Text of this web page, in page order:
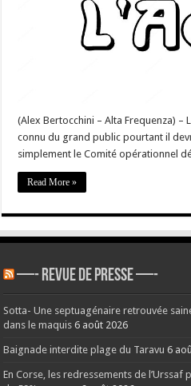
(Alex Bertocchini – Alta Frequenza) –
connu du grand public pourtant il
simplement le Comité opérationnel
Read More »
—- REVUE DE PRESSE —-
Sotta- Une septuagénaire retrouvée
dans le maquis 6 août 2026
Baignade interdite plage du Taravu 6
En Corse, les redressements de